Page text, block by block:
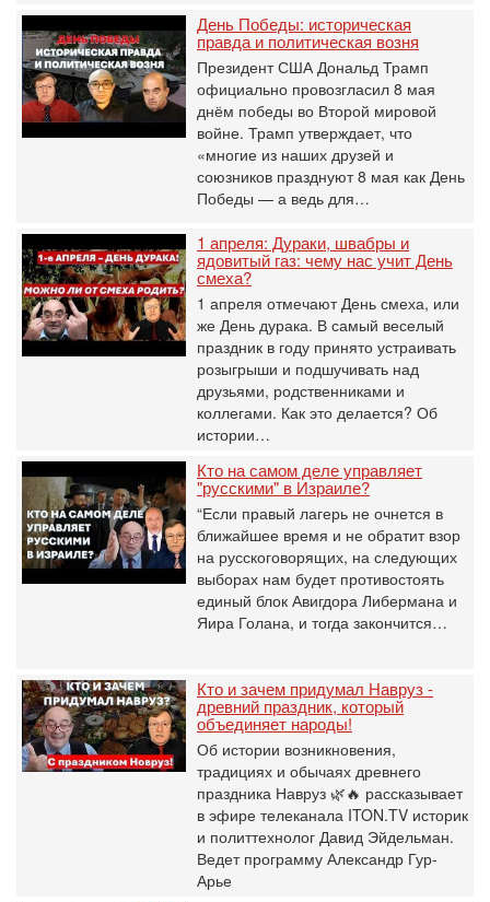
День Победы: историческая
правда и политическая возня
Президент США Дональд Трамп
официально провозгласил 8 мая
днём победы во Второй мировой
войне. Трамп утверждает, что
«многие из наших друзей и
союзников празднуют 8 мая как День
Победы — а ведь для…
1 апреля: Дураки, швабры и
ядовитый газ: чему нас учит День
смеха?
1 апреля отмечают День смеха, или
же День дурака. В самый веселый
праздник в году принято устраивать
розыгрыши и подшучивать над
друзьями, родственниками и
коллегами. Как это делается? Об
истории…
Кто на самом деле управляет
"русскими" в Израиле?
“Если правый лагерь не очнется в
ближайшее время и не обратит взор
на русскоговорящих, на следующих
выборах нам будет противостоять
единый блок Авигдора Либермана и
Яира Голана, и тогда закончится…
Кто и зачем придумал Навруз -
древний праздник, который
объединяет народы!
Об истории возникновения,
традициях и обычаях древнего
праздника Навруз 🌿🔥 рассказывает
в эфире телеканала ITON.TV историк
и политтехнолог Давид Эйдельман.
Ведет программу Александр Гур-
Арье